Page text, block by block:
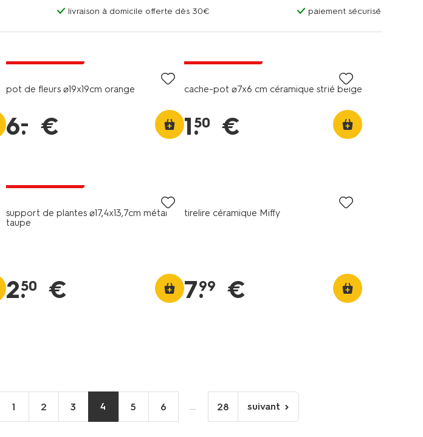
livraison à domicile offerte dès 30€ paiement sécurisé
pot de fleurs ⌀19x19cm orange
6.
– €
cache-pot ⌀7x6 cm céramique strié beige
1.
50 €
support de plantes ⌀17,4x13,7cm métal
taupe
2.
50 €
tirelire céramique Miffy
7.
99 €
1 2 3 4 5 6 ... 28
page
suivante
suivant